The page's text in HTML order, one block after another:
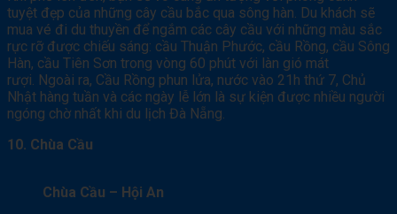
tuyệt đẹp của những cây cầu bắc qua sông hàn. Du khách sẽ
mua vé đi du thuyền để ngắm các cây cầu với những màu sắc
rực rỡ được chiếu sáng: cầu Thuận Phước, cầu Rồng, cầu Sông
Hàn, cầu Tiên Sơn trong vòng 60 phút với làn gió mát
rượi. Ngoài ra, Cầu Rồng phun lửa, nước vào 21h thứ 7, Chủ
Nhật hàng tuần và các ngày lễ lớn là sự kiện được nhiều người
ngóng chờ nhất khi du lịch Đà Nẵng.
10. Chùa Cầu
Chùa Cầu – Hội An